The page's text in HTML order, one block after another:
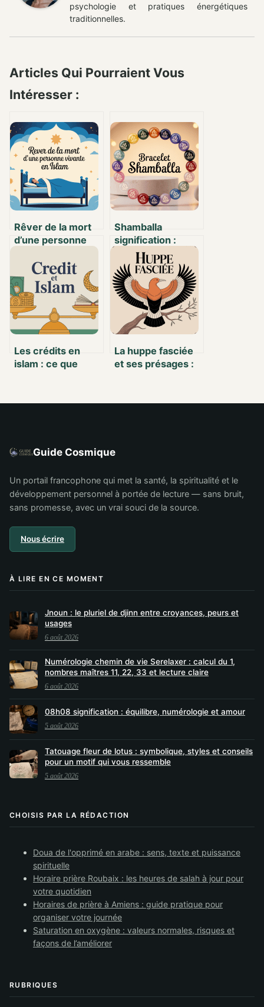
psychologie et pratiques énergétiques
traditionnelles.
Articles Qui Pourraient Vous
Intéresser :
Rêver de la mort
d’une personne
sens,
interprétations et
questions
fréquentes
Shamballa
signification :
origines,
spiritualité et
symboles d’un
bijou unique
Les crédits en
islam : ce que
La huppe fasciée
et ses présages :
populaires
Guide Cosmique
Un portail francophone qui met la santé, la spiritualité et le
développement personnel à portée de lecture — sans bruit,
sans promesse, avec un vrai souci de la source.
Nous écrire
À LIRE EN CE MOMENT
Jnoun : le pluriel de djinn entre croyances, peurs et
usages
6 août 2026
Numérologie chemin de vie Serelaxer : calcul du 1,
nombres maîtres 11, 22, 33 et lecture claire
6 août 2026
08h08 signification : équilibre, numérologie et amour
5 août 2026
Tatouage fleur de lotus : symbolique, styles et conseils
pour un motif qui vous ressemble
5 août 2026
CHOISIS PAR LA RÉDACTION
Doua de l'opprimé en arabe : sens, texte et puissance
spirituelle
Horaire prière Roubaix : les heures de salah à jour pour
votre quotidien
Horaires de prière à Amiens : guide pratique pour
organiser votre journée
Saturation en oxygène : valeurs normales, risques et
façons de l’améliorer
RUBRIQUES